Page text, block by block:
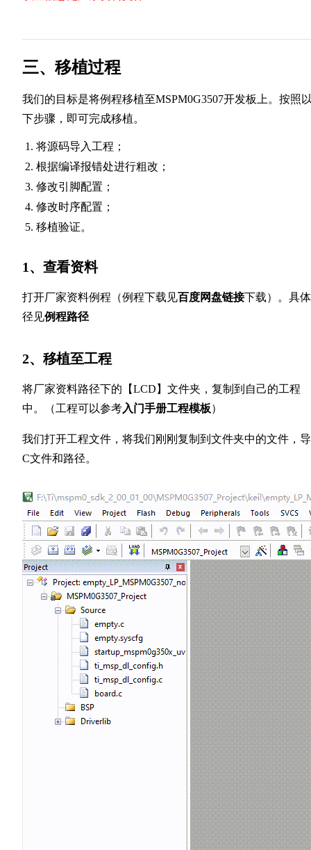
三、移植过程
我们的目标是将例程移植至MSPM0G3507开发板上。按照
下步骤，即可完成移植。
将源码导入工程；
根据编译报错处进行粗改；
修改引脚配置；
修改时序配置；
移植验证。
1、查看资料
打开厂家资料例程（例程下载见百度网盘链接下载）。具
径见例程路径
2、移植至工程
将厂家资料路径下的【LCD】文件夹，复制到自己的工程
中。（工程可以参考入门手册工程模板）
我们打开工程文件，将我们刚刚复制到文件夹中的文件，
C文件和路径。